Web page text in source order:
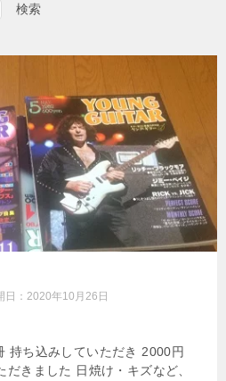
検索
日： 2020年10月26日
持ち込みしていただき 2000円
きました 日焼け・キズなど、